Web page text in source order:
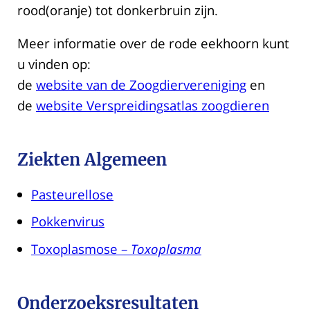
rood(oranje) tot donkerbruin zijn.
Meer informatie over de rode eekhoorn kunt
u vinden op:
de website van de Zoogdiervereniging en
de website Verspreidingsatlas zoogdieren
Ziekten Algemeen
Pasteurellose
Pokkenvirus
Toxoplasmose – Toxoplasma
Onderzoeksresultaten